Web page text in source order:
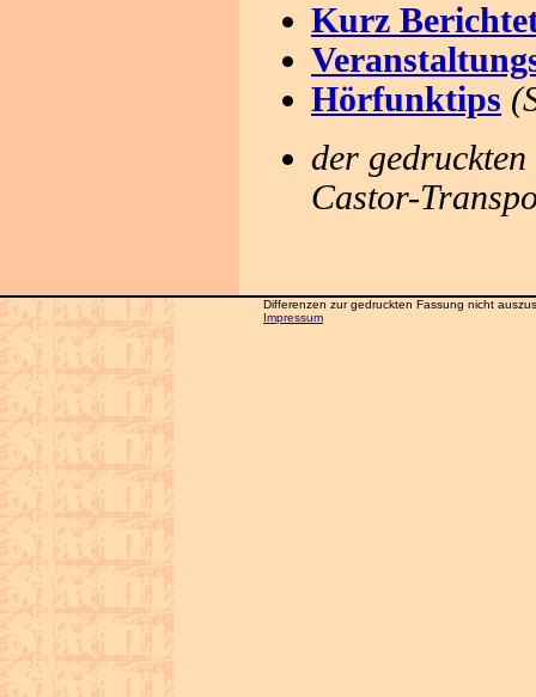
Kurz
Hörfunktips
der
Castor-
Differenzen zur gedruckten Fassung nicht
Impressum